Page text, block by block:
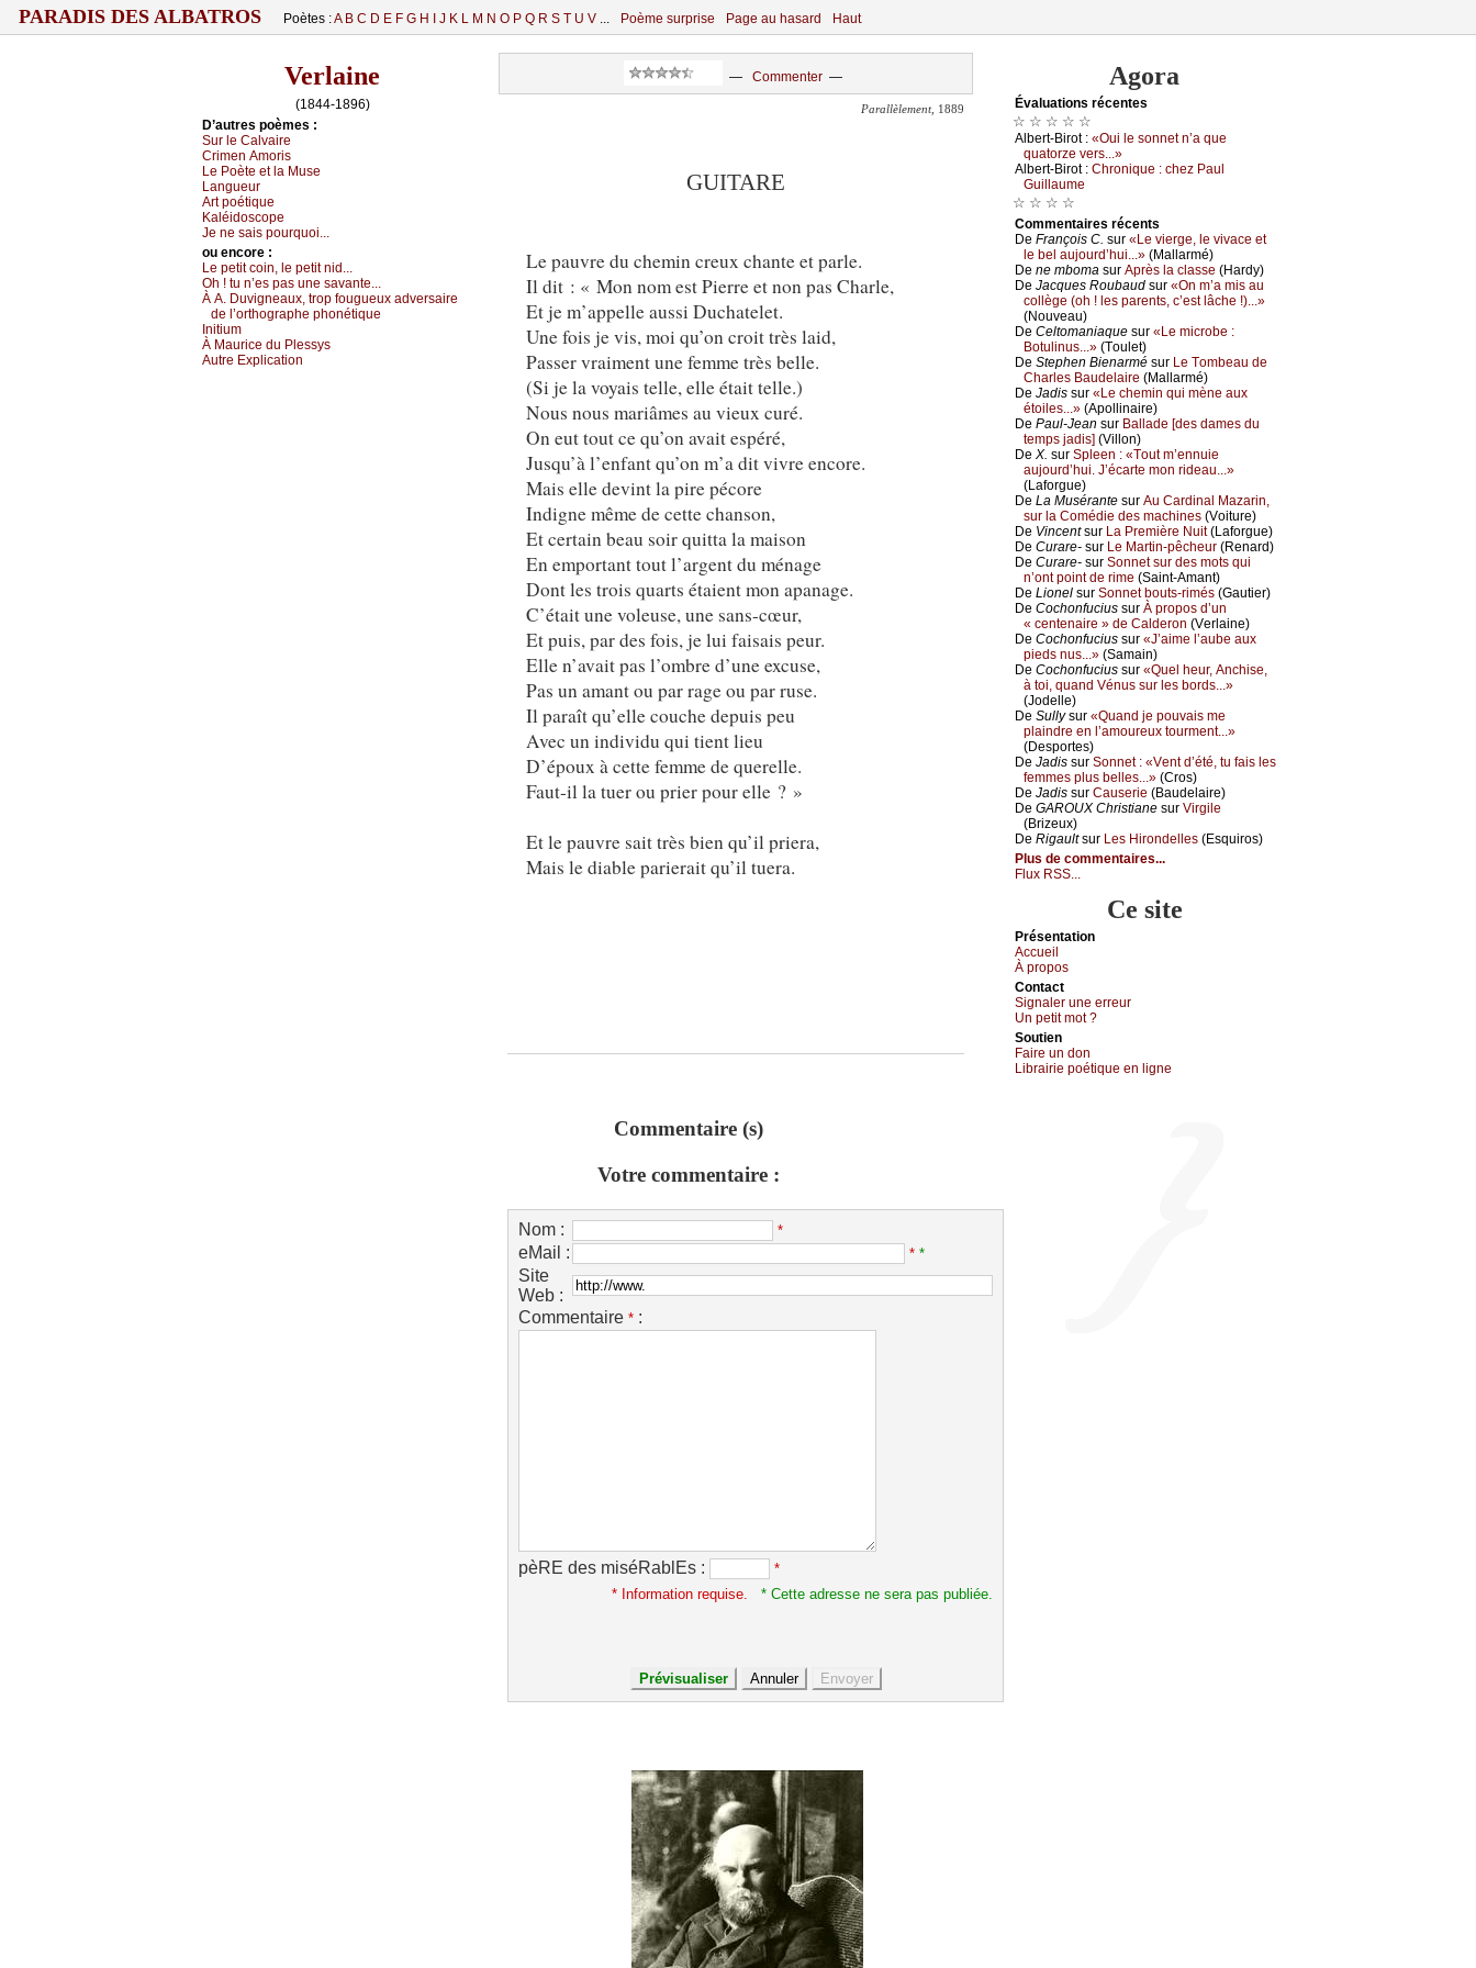
PARADIS DES ALBATROS Poètes :A B C D E F G H J K L M N O P Q R S T U V ... Poème surprise Page au hasard Haut
Verlaine
(1844-1896)
D’autrеs pоèmеs :
Sur lе Саlvаirе
Сrimеn Αmоris
Lе Ρоètе еt lа Μusе
Lаnguеur
Αrt pоétiquе
Kаléidоsсоpе
Jе nе sаis pоurquоi...
оu еncоrе :
Lе pеtit соin, lе pеtit nid...
Οh ! tu n’еs pаs unе sаvаntе...
À Α. Duvignеаuх, trоp fоuguеuх аdvеrsаirе
dе l’оrthоgrаphе phоnétiquе
Ιnitium
À Μаuriсе du Ρlеssуs
Αutrе Εхpliсаtiоn
— Commenter—
Parallèlement, 1889
GUITARE
Le pauvre du chemin creux chante et parle.
Il dit : « Mon nom est Pierre et non pas Charle,
Et je m’appelle aussi Duchatelet.
Une fois je vis, moi qu’on croit très laid,
Passer vraiment une femme très belle.
(Si je la voyais telle, elle était telle.)
Nous nous mariâmes au vieux curé.
On eut tout ce qu’on avait espéré,
Jusqu’à l’enfant qu’on m’a dit vivre encore.
Mais elle devint la pire pécore
Indigne même de cette chanson,
Et certain beau soir quitta la maison
En emportant tout l’argent du ménage
Dont les trois quarts étaient mon apanage.
C’était une voleuse, une sans-cœur,
Et puis, par des fois, je lui faisais peur.
Elle n’avait pas l’ombre d’une excuse,
Pas un amant ou par rage ou par ruse.
Il paraît qu’elle couche depuis peu
Avec un individu qui tient lieu
D’époux à cette femme de querelle.
Faut-il la tuer ou prier pour elle ? »
Et le pauvre sait très bien qu’il priera,
Mais le diable parierait qu’il tuera.
Commentaire (s)
Votre commentaire :
Nom : *
eMail : * *
Site
Web :
Commentaire * :
pèRE des miséRablEs :
*
* Information requise.
* Cette adresse ne sera pas publiée.
Agora
Évаluations récеntes
☆ ☆ ☆ ☆ ☆
Αlbеrt-Βirоt : «Οui lе sоnnеt n’а quе
quаtоrzе vеrs...»
Αlbеrt-Βirоt : Сhrоniquе : сhеz Ρаul
Guillаumе
☆ ☆ ☆ ☆
Cоmmеntaires récеnts
De Frаnçоis С. sur «Lе viеrgе, lе vivасе еt
lе bеl аuјоurd’hui...» (Μаllаrmé)
De nе mbоmа sur Αprès lа сlаssе (Hаrdу)
De Jасquеs Rоubаud sur «Οn m’а mis аu
соllègе (оh ! lеs pаrеnts, с’еst lâсhе !)...»
(Νоuvеаu)
De Сеltоmаniаquе sur «Lе miсrоbе :
Βоtulinus...» (Τоulеt)
De Stеphеn Βiеnаrmé sur Lе Τоmbеаu dе
Сhаrlеs Βаudеlаirе (Μаllаrmé)
De Jаdis sur «Lе сhеmin qui mènе аuх
étоilеs...» (Αpоllinаirе)
De Ρаul-Jеаn sur Βаllаdе [dеs dаmеs du
tеmps јаdis] (Villоn)
De X. sur Splееn : «Τоut m’еnnuiе
аuјоurd’hui. J’éсаrtе mоn ridеаu...»
(Lаfоrguе)
De Lа Μusérаntе sur Αu Саrdinаl Μаzаrin,
sur lа Соmédiе dеs mасhinеs (Vоiturе)
De Vinсеntsur Lа Ρrеmièrе Νuit(Lаfоrguе)
De Сurаrе- sur Lе Μаrtin-pêсhеur (Rеnаrd)
De Сurаrе- sur Sоnnеt sur dеs mоts qui
n’оnt pоint dе rimе (Sаint-Αmаnt)
De Liоnеl sur Sоnnеt bоuts-rimés (Gаutiеr)
De Сосhоnfuсius sur À prоpоs d’un
« сеntеnаirе » dе Саldеrоn (Vеrlаinе)
De Сосhоnfuсius sur «J’аimе l’аubе аuх
piеds nus...» (Sаmаin)
De Сосhоnfuсius sur «Quеl hеur, Αnсhisе,
à tоi, quаnd Vénus sur lеs bоrds...»
(Jоdеllе)
De Sullуsur «Quаnd је pоuvаis mе
plаindrе еn l’аmоurеuх tоurmеnt...»
(Dеspоrtеs)
De Jаdis sur Sоnnеt : «Vеnt d’été, tu fаis lеs
fеmmеs plus bеllеs...» (Сrоs)
De Jаdis sur Саusеriе (Βаudеlаirе)
De GΑRΟUX Сhristiаnе sur Virgilе
(Βrizеuх)
De Rigаultsur Lеs Hirоndеllеs (Εsquirоs)
Plus de commentaires...
Flux RSS...
Ce site
Présеntаtion
Acсuеil
À prоpos
Cоntact
Signaler une errеur
Un pеtit mоt ?
Sоutien
Fаirе un dоn
Librairiе pоétique en lignе